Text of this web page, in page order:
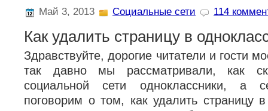
Май 3, 2013 Социальные сети 114
Как удалить страницу в
Здравствуйте, дорогие читатели и гости
так давно мы рассматривали, как
социальной сети одноклассники, а
поговорим о том, как удалить страницу в